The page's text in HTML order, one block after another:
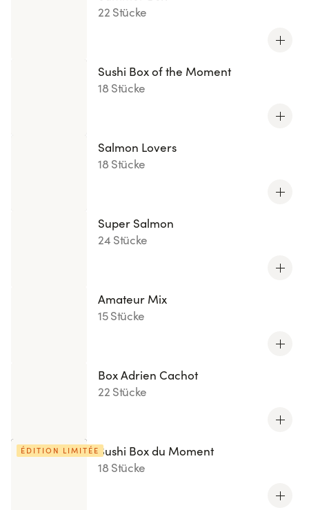
22 Stücke
Sushi Box of the Moment
18 Stücke
Salmon Lovers
18 Stücke
Super Salmon
24 Stücke
Amateur Mix
15 Stücke
Box Adrien Cachot
22 Stücke
ÉDITION LIMITÉE Sushi Box du Moment
18 Stücke